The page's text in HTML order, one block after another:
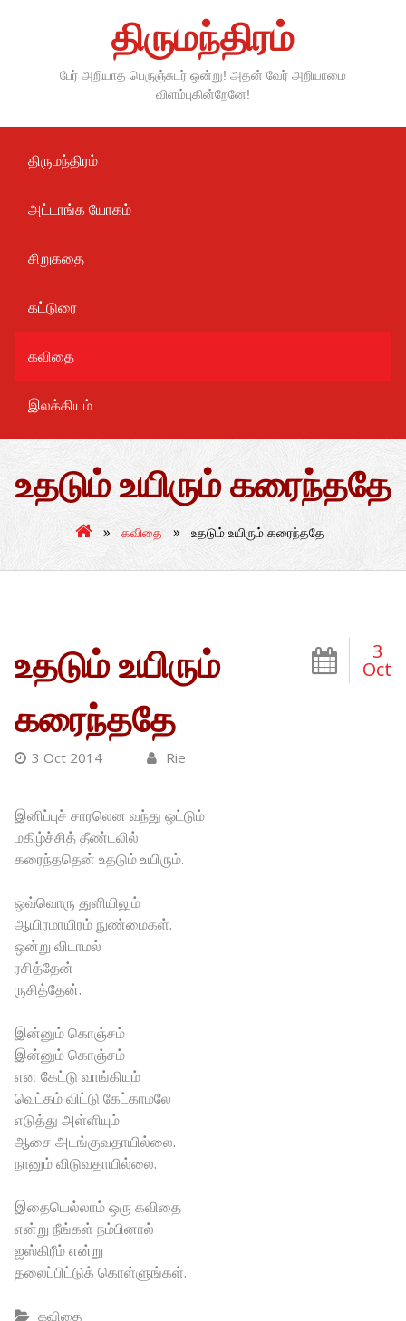
திருமந்திரம்
பேர் அறியாத பெருஞ்சுடர் ஒன்று! அதன் வேர் அறியாமை
விளம்புகின்றேனே!
திருமந்திரம்
அட்டாங்க யோகம்
சிறுகதை
கட்டுரை
கவிதை
இலக்கியம்
உதடும் உயிரும் கரைந்ததே
» கவிதை » உதடும் உயிரும் கரைந்ததே
3
Oct
உதடும் உயிரும்
கரைந்ததே
3 Oct 2014 Rie
இனிப்புச் சாரலென வந்து ஒட்டும்
மகிழ்ச்சித் தீண்டலில்
கரைந்ததென் உதடும் உயிரும்.
ஒவ்வொரு துளியிலும்
ஆயிரமாயிரம் நுண்மைகள்.
ஒன்று விடாமல்
ரசித்தேன்
ருசித்தேன்.
இன்னும் கொஞ்சம்
இன்னும் கொஞ்சம்
என கேட்டு வாங்கியும்
வெட்கம் விட்டு கேட்காமலே
எடுத்து அள்ளியும்
ஆசை அடங்குவதாயில்லை.
நானும் விடுவதாயில்லை.
இதையெல்லாம் ஒரு கவிதை
என்று நீங்கள் நம்பினால்
ஐஸ்கிரீம் என்று
தலைப்பிட்டுக் கொள்ளுங்கள்.
கவிதை